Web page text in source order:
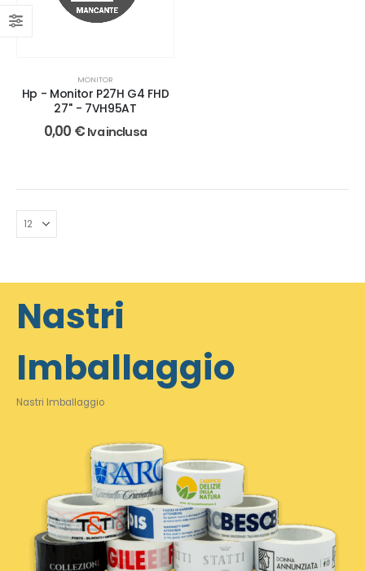
MONITOR
Hp - Monitor P27H G4 FHD
27'' - 7VH95AT
0,00 € Iva inclusa
Nastri
Imballaggio
Nastri Imballaggio